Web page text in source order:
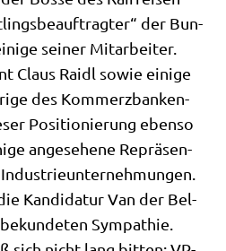
der Bun­
sei­ner Mit­ar­bei­ter.
Claus Raidl sowie eini­ge
des Kom­merz­ban­ken­
Posi­tio­nie­rung eben­so
ange­se­he­ne Reprä­sen­
Kan­di­da­tur Van der Bel­
Sym­pa­thie.